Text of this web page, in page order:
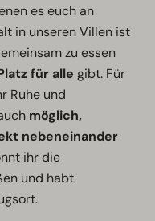
es euch an
in unseren Villen ist
zu essen
für alle gibt. Für
Ruhe und
möglich,
nebeneinander
ihr die
und habt